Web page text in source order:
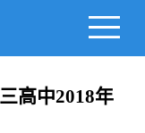
高中2018年